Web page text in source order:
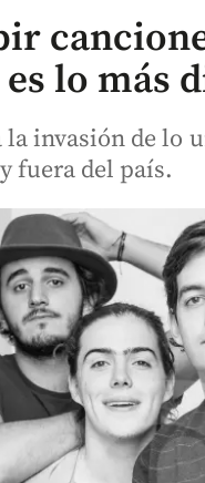
lo más
invasión de lo
fuera del país.